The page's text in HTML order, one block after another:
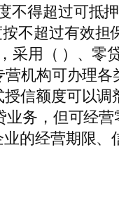
得超过可抵
不超过有效担
用（ ）、零
机构可办理各
信额度可以调
务，但可经营
的经营期限、